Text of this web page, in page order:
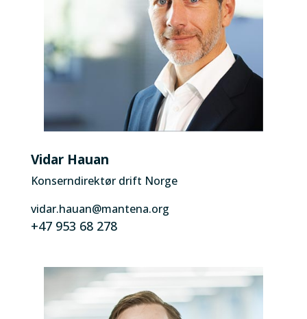
Vidar Hauan
Konserndirektør drift Norge
vidar.hauan@mantena.org
+47 953 68 278